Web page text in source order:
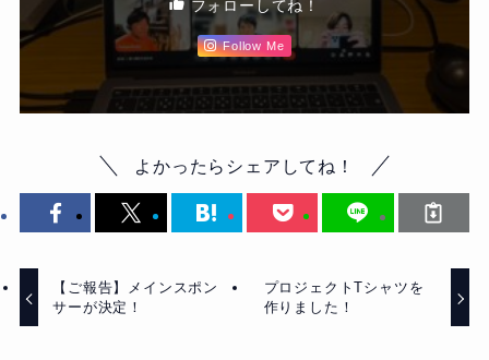
フォローしてね！
Follow Me
よかったらシェアしてね！
【ご報告】メインスポン
サーが決定！
プロジェクトTシャツを
作りました！